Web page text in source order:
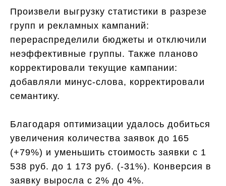
Произвели выгрузку статистики в разрезе
групп и рекламных кампаний:
перераспределили бюджеты и отключили
неэффективные группы. Также планово
корректировали текущие кампании:
добавляли минус-слова, корректировали
семантику.
Благодаря оптимизации удалось добиться
увеличения количества заявок до 165
(+79%) и уменьшить стоимость заявки с 1
538 руб. до 1 173 руб. (-31%). Конверсия в
заявку выросла с 2% до 4%.